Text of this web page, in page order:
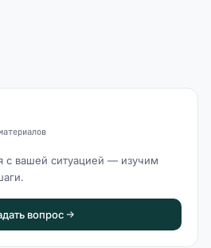
с вашей ситуацией — изучим
вопрос